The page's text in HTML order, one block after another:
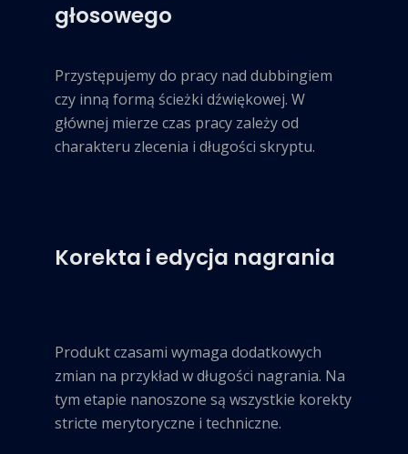
głosowego
Przystępujemy do pracy nad dubbingiem
czy inną formą ścieżki dźwiękowej. W
głównej mierze czas pracy zależy od
charakteru zlecenia i długości skryptu.
Korekta i edycja nagrania
Produkt czasami wymaga dodatkowych
zmian na przykład w długości nagrania. Na
tym etapie nanoszone są wszystkie korekty
stricte merytoryczne i techniczne.